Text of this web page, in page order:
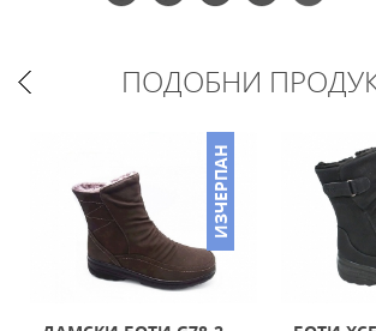
ПОДОБНИ
ИЗЧЕРПАН